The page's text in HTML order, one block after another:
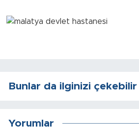
Bunlar da ilginizi çekebilir
Yorumlar